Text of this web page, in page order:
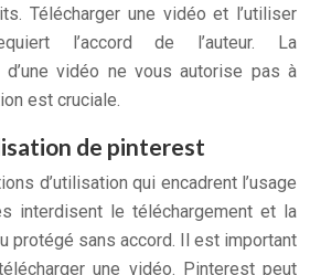
Télécharger une vidéo et l’utiliser
l’accord de l’auteur. La
vidéo ne vous autorise pas à
est cruciale.
de pinterest
d’utilisation qui encadrent l’usage
interdisent le téléchargement et la
protégé sans accord. Il est important
une vidéo. Pinterest peut